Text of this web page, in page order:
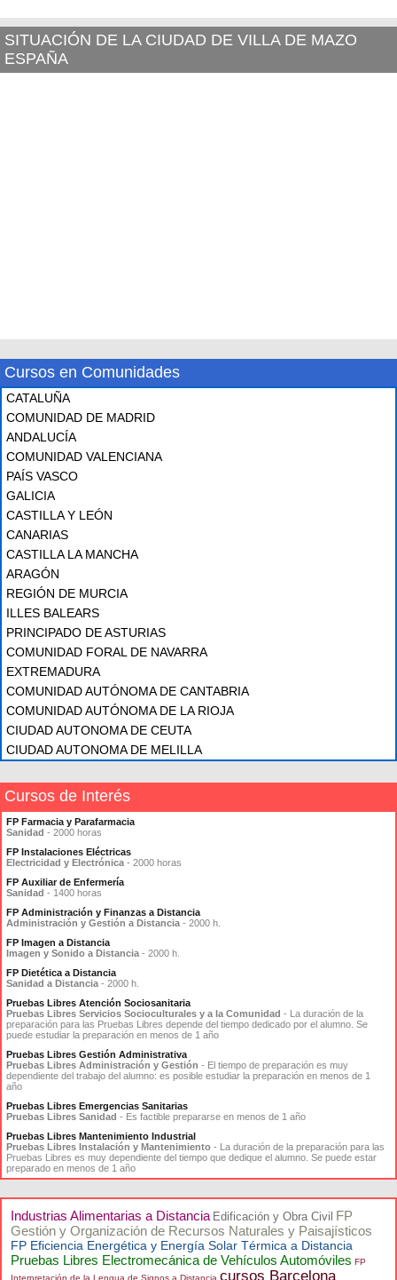
SITUACIÓN DE LA CIUDAD DE VILLA DE MAZO
ESPAÑA
Cursos en Comunidades
CATALUÑA
COMUNIDAD DE MADRID
ANDALUCÍA
COMUNIDAD VALENCIANA
PAÍS VASCO
GALICIA
CASTILLA Y LEÓN
CANARIAS
CASTILLA LA MANCHA
ARAGÓN
REGIÓN DE MURCIA
ILLES BALEARS
PRINCIPADO DE ASTURIAS
COMUNIDAD FORAL DE NAVARRA
EXTREMADURA
COMUNIDAD AUTÓNOMA DE CANTABRIA
COMUNIDAD AUTÓNOMA DE LA RIOJA
CIUDAD AUTONOMA DE CEUTA
CIUDAD AUTONOMA DE MELILLA
Cursos de Interés
FP Farmacia y Parafarmacia
Sanidad - 2000 horas
FP Instalaciones Eléctricas
Electricidad y Electrónica - 2000 horas
FP Auxiliar de Enfermería
Sanidad - 1400 horas
FP Administración y Finanzas a Distancia
Administración y Gestión a Distancia - 2000 h.
FP Imagen a Distancia
Imagen y Sonido a Distancia - 2000 h.
FP Dietética a Distancia
Sanidad a Distancia - 2000 h.
Pruebas Libres Atención Sociosanitaria
Pruebas Libres Servicios Socioculturales y a la Comunidad - La duración de la
preparación para las Pruebas Libres depende del tiempo dedicado por el alumno. Se
puede estudiar la preparación en menos de 1 año
Pruebas Libres Gestión Administrativa
Pruebas Libres Administración y Gestión - El tiempo de preparación es muy
dependiente del trabajo del alumno: es posible estudiar la preparación en menos de 1
año
Pruebas Libres Emergencias Sanitarias
Pruebas Libres Sanidad - Es factible prepararse en menos de 1 año
Pruebas Libres Mantenimiento Industrial
Pruebas Libres Instalación y Mantenimiento - La duración de la preparación para las
Pruebas Libres es muy dependiente del tiempo que dedique el alumno. Se puede estar
preparado en menos de 1 año
Industrias Alimentarias a Distancia Edificación y Obra Civil FP
Gestión y Organización de Recursos Naturales y Paisajísticos
FP Eficiencia Energética y Energía Solar Térmica a Distancia
Pruebas Libres Electromecánica de Vehículos Automóviles FP
Interpretación de la Lengua de Signos a Distancia cursos Barcelona